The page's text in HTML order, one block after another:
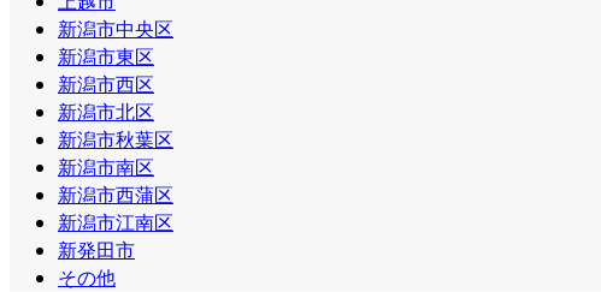
新潟市中央区
新潟市東区
新潟市西区
新潟市北区
新潟市秋葉区
新潟市南区
新潟市西蒲区
新潟市江南区
新発田市
その他